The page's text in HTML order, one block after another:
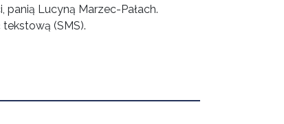
Lucyną Marzec-Pałach.
(SMS).